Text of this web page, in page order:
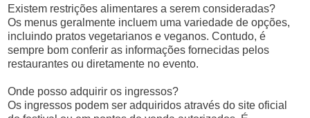
Existem restrições alimentares a serem consideradas?
Os menus geralmente incluem uma variedade de opções,
incluindo pratos vegetarianos e veganos. Contudo, é
sempre bom conferir as informações fornecidas pelos
restaurantes ou diretamente no evento.
Onde posso adquirir os ingressos?
Os ingressos podem ser adquiridos através do site oficial